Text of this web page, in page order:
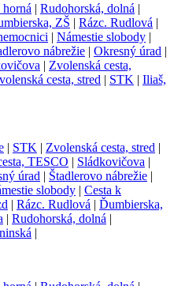
| Rudohorská, dolná |
ZŠ | Rázc. Rudlová |
| Námestie slobody |
nábrežie | Okresný úrad |
| Zvolenská cesta,
cesta, stred | STK | Iliaš,
| STK | Zvolenská cesta, stred |
TESCO | Sládkovičova |
úrad | Štadlerovo nábrežie |
slobody | Cesta k
| Rázc. Rudlová | Ďumbierska,
| Rudohorská, dolná |
|